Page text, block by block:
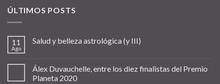
ÚLTIMOS POSTS
11
Ago
Salud y belleza astrológica (y III)
Álex Duvauchelle, entre los diez finalistas del Premio
Planeta 2020